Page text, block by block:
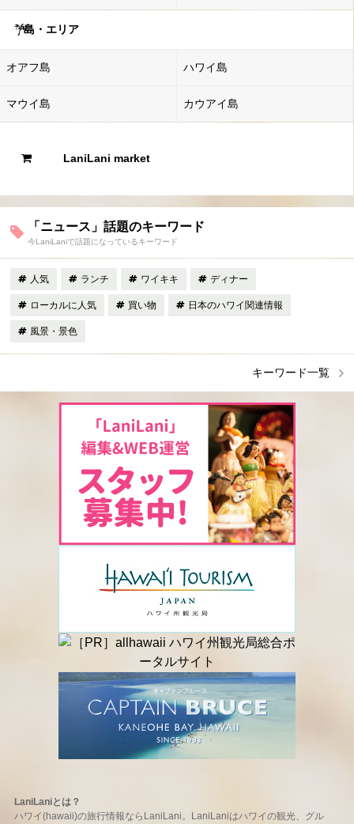
島・エリア
オアフ島 ハワイ島
マウイ島 カウアイ島
LaniLani market
「ニュース」話題のキーワード
今LaniLaniで話題になっているキーワード
人気 ランチ ワイキキ ディナー
ローカルに人気 買い物 日本のハワイ関連情報
風景・景色
キーワード一覧
LaniLaniとは？
ハワイ(hawaii)の旅行情報ならLaniLani。LaniLaniはハワイの観光、グル